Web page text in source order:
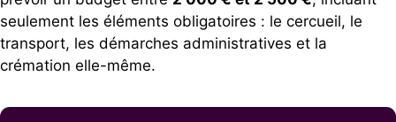
seulement les éléments obligatoires : le cercueil, le
transport, les démarches administratives et la
crémation elle-même.